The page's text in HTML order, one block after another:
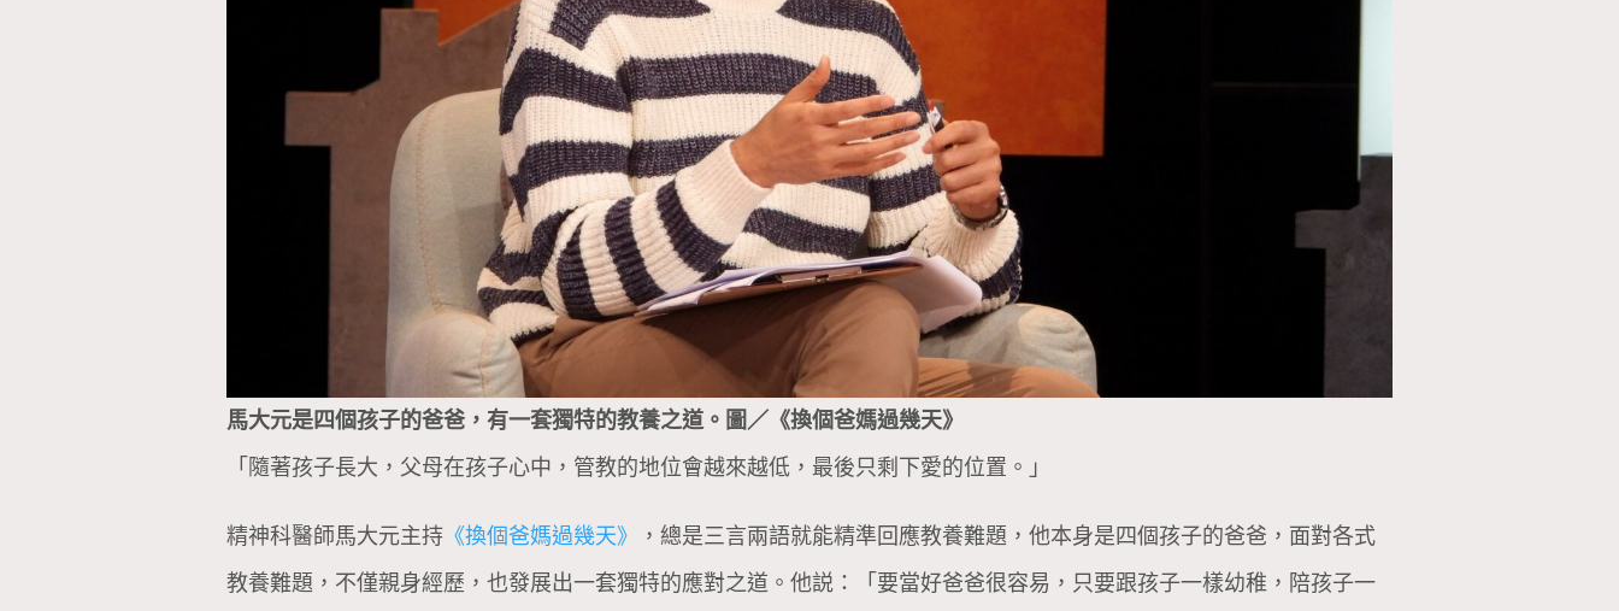
馬大元是四個孩子的爸爸，有一套獨特的教養之道。圖／《換個爸媽過幾天》
「隨著孩子長大，父母在孩子心中，管教的地位會越來越低，最後只剩下愛的位置。」
精神科醫師馬大元主持 《換個爸媽過幾天》
，總是三言兩語就能精準回應教養難題，他本身是四個孩子的爸爸，面對各式
教養難題，不僅親身經歷，也發展出一套獨特的應對之道。他説：「要當好爸爸很容易，只要跟孩子一樣幼稚，陪孩子一